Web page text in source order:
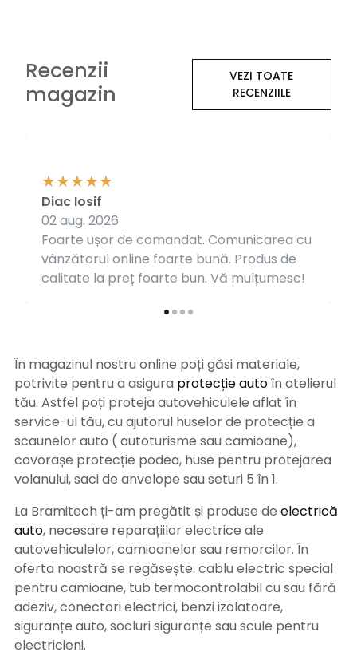
Recenzii
magazin
VEZI TOATE
RECENZIILE
Foarte ușor de comandat. Comunicarea cu
vânzătorul online foarte bună. Produs de
calitate la preț foarte bun. Vă mulțumesc!
Diac Iosif
02 aug. 2026
În magazinul nostru online poți găsi materiale,
potrivite pentru a asigura protecție autoîn atelierul
tău. Astfel poți proteja autovehiculele aflat în
service-ul tău, cu ajutorul huselor de protecție a
scaunelor auto ( autoturisme sau camioane),
covorașe protecție podea, huse pentru protejarea
volanului, saci de anvelope sau seturi 5 în 1.
La Bramitech ți-am pregătit și produse de electrică
auto, necesare reparațiilor electrice ale
autovehiculelor, camioanelor sau remorcilor. În
oferta noastră se regăsește: cablu electric special
pentru camioane, tub termocontrolabil cu sau fără
adeziv, conectori electrici, benzi izolatoare,
siguranțe auto, socluri siguranțe sau scule pentru
electricieni.